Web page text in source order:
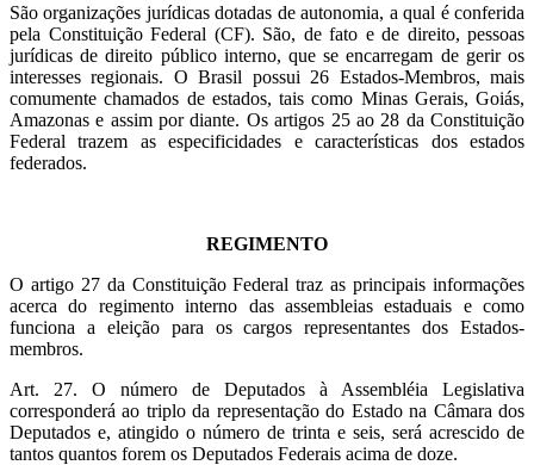
São organizações jurídicas dotadas de autonomia, a qual é conferida
pela Constituição Federal (CF). São, de fato e de direito, pessoas
jurídicas de direito público interno, que se encarregam de gerir os
interesses regionais. O Brasil possui 26 Estados-Membros, mais
comumente chamados de estados, tais como Minas Gerais, Goiás,
Amazonas e assim por diante. Os artigos 25 ao 28 da Constituição
Federal trazem as especificidades e características dos estados
federados.
REGIMENTO
O artigo 27 da Constituição Federal traz as principais informações
acerca do regimento interno das assembleias estaduais e como
funciona a eleição para os cargos representantes dos Estados-
membros.
Art. 27. O número de Deputados à Assembléia Legislativa
corresponderá ao triplo da representação do Estado na Câmara dos
Deputados e, atingido o número de trinta e seis, será acrescido de
tantos quantos forem os Deputados Federais acima de doze.